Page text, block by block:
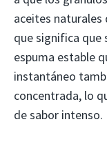
aceites naturales
que significa que
espuma estable
instantáneo
concentrada, lo
de sabor intenso.